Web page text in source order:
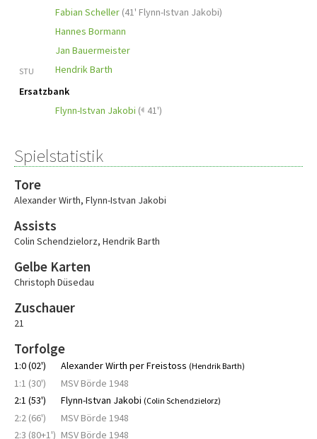
Fabian Scheller (41' Flynn-Istvan Jakobi)
Hannes Bormann
Jan Bauermeister
STU
Hendrik Barth
Ersatzbank
Flynn-Istvan Jakobi ( 41')
Spielstatistik
Tore
Alexander Wirth, Flynn-Istvan Jakobi
Assists
Colin Schendzielorz, Hendrik Barth
Gelbe Karten
Christoph Düsedau
Zuschauer
21
Torfolge
1:0 (02') Alexander Wirth per Freistoss (Hendrik Barth)
1:1 (30')
MSV Börde 1948
2:1 (53')
Flynn-Istvan Jakobi (Colin Schendzielorz)
2:2 (66')
MSV Börde 1948
2:3 (80+1') MSV Börde 1948